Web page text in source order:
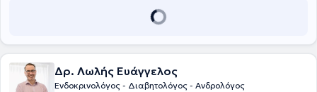
Δρ. Λωλής Ευάγγελος
Ενδοκρινολόγος - Διαβητολόγος - Ανδρολόγος